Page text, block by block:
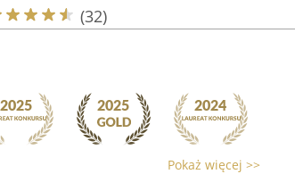
(32)
Pokaż więcej >>